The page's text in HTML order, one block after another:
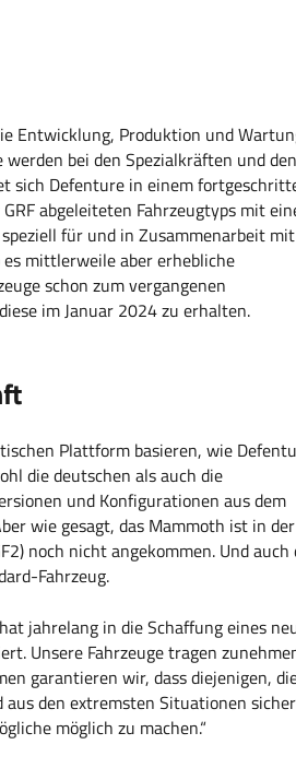
Entwicklung, Produktion und
bei den Spezialkräften und den
sich Defenture in einem
abgeleiteten Fahrzeugtyps mit
für und in Zusammenarbeit
es mittlerweile aber erhebliche
schon zum vergangenen
im Januar 2024 zu erhalten.
Plattform basieren, wie
die deutschen als auch die
und Konfigurationen aus dem
wie gesagt, das Mammoth ist in der
noch nicht angekommen. Und auch
Fahrzeug.
jahrelang in die Schaffung eines
Unsere Fahrzeuge tragen
garantieren wir, dass diejenigen,
den extremsten Situationen sicher
möglich zu machen.“